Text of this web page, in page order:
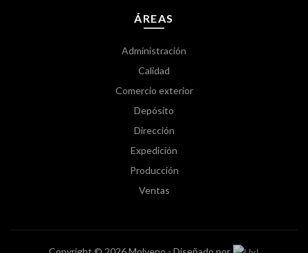
ÁREAS
Administración
Calidad
Comercio exterior
Depósito
Dirección
Expedición
Producción
Ventas